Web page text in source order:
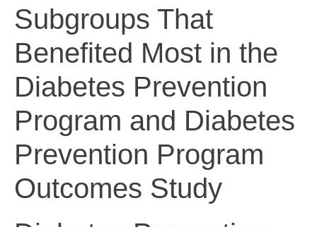
Subgroups That
Benefited Most in the
Diabetes Prevention
Program and Diabetes
Prevention Program
Outcomes Study